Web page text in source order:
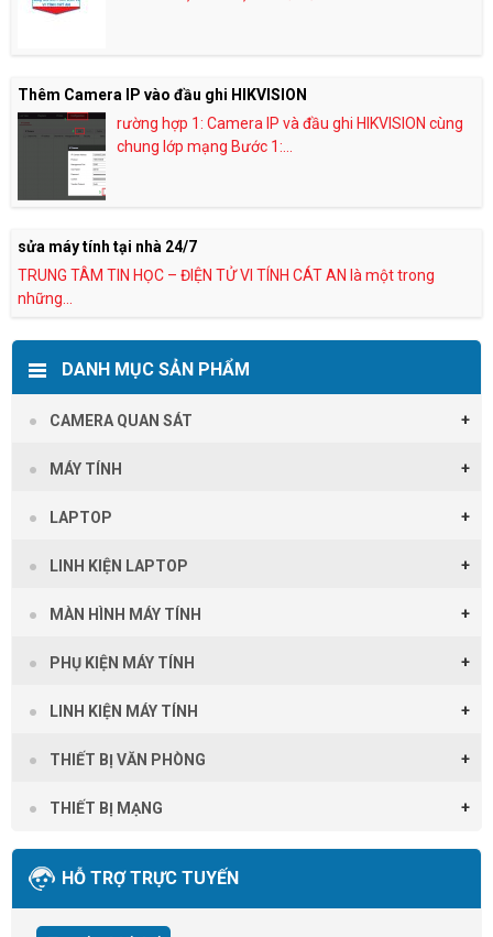
Thêm Camera IP vào đầu ghi HIKVISION
rường hợp 1: Camera IP và đầu ghi HIKVISION cùng
chung lớp mạng Bước 1:...
sửa máy tính tại nhà 24/7
TRUNG TÂM TIN HỌC – ĐIỆN TỬ VI TÍNH CÁT AN là một trong
những...
DANH MỤC SẢN PHẨM
CAMERA QUAN SÁT
MÁY TÍNH
LAPTOP
LINH KIỆN LAPTOP
MÀN HÌNH MÁY TÍNH
PHỤ KIỆN MÁY TÍNH
LINH KIỆN MÁY TÍNH
THIẾT BỊ VĂN PHÒNG
THIẾT BỊ MẠNG
HỖ TRỢ TRỰC TUYẾN